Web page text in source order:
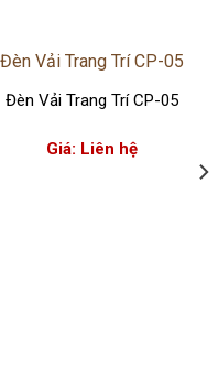
Đèn Vải Trang Trí CP-05
Giá: Liên hệ